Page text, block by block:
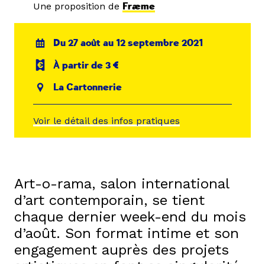
Une proposition de Fræme
Du 27 août au 12 septembre 2021
À partir de 3 €
La Cartonnerie
Voir le détail des infos pratiques
Art-o-rama, salon international
d’art contemporain, se tient
chaque dernier week-end du mois
d’août. Son format intime et son
engagement auprès des projets